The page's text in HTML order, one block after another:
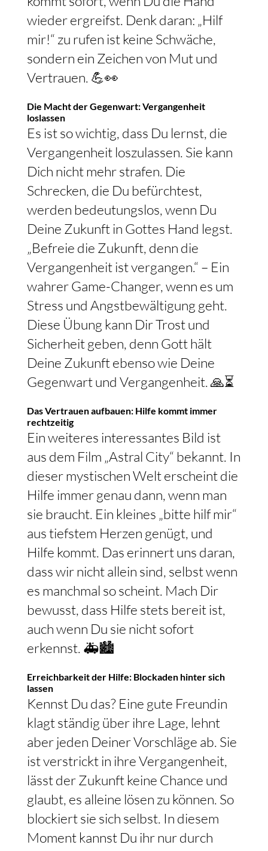
wieder ergreifst. Denk daran: „Hilf
mir!“ zu rufen ist keine Schwäche,
sondern ein Zeichen von Mut und
Vertrauen. 💪👀
Die Macht der Gegenwart: Vergangenheit
loslassen
Es ist so wichtig, dass Du lernst, die
Vergangenheit loszulassen. Sie kann
Dich nicht mehr strafen. Die
Schrecken, die Du befürchtest,
werden bedeutungslos, wenn Du
Deine Zukunft in Gottes Hand legst.
„Befreie die Zukunft, denn die
Vergangenheit ist vergangen.“ – Ein
wahrer Game-Changer, wenn es um
Stress und Angstbewältigung geht.
Diese Übung kann Dir Trost und
Sicherheit geben, denn Gott hält
Deine Zukunft ebenso wie Deine
Gegenwart und Vergangenheit. 🙏⏳
Das Vertrauen aufbauen: Hilfe kommt immer
rechtzeitig
Ein weiteres interessantes Bild ist
aus dem Film „Astral City“ bekannt. In
dieser mystischen Welt erscheint die
Hilfe immer genau dann, wenn man
sie braucht. Ein kleines „bitte hilf mir“
aus tiefstem Herzen genügt, und
Hilfe kommt. Das erinnert uns daran,
dass wir nicht allein sind, selbst wenn
es manchmal so scheint. Mach Dir
bewusst, dass Hilfe stets bereit ist,
auch wenn Du sie nicht sofort
erkennst. 🚑🏙
Erreichbarkeit der Hilfe: Blockaden hinter sich
lassen
Kennst Du das? Eine gute Freundin
klagt ständig über ihre Lage, lehnt
aber jeden Deiner Vorschläge ab. Sie
ist verstrickt in ihre Vergangenheit,
lässt der Zukunft keine Chance und
glaubt, es alleine lösen zu können. So
blockiert sie sich selbst. In diesem
Moment kannst Du ihr nur durch